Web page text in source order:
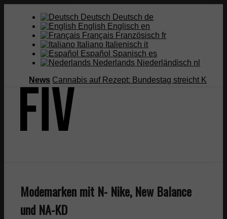
Deutsch Deutsch de
English Englisch en
Français Französisch fr
Italiano Italienisch it
Español Spanisch es
Nederlands Niederländisch nl
Cannabis auf Rezept: Bundestag streicht
Menü Menü
Modemarken mit N- Nike, New Balance
und NA-KD